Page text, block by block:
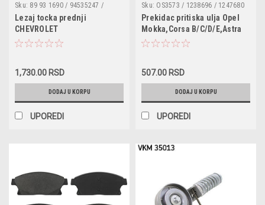
Sku: 89 93 1690 / 94535247 /
94535247 S1 / 94535249 /
94535249 S1 / 94536117 /
94536117 S1 / 01225 / 0197205 /
050211B / 050328B / 101118 /
/ 25010663 / 26253 / 26543 /
Lezaj tocka prednji
CHEVROLET
Aveo/Kalos;DAEWOO
1,730.00 RSD
DODAJ U KORPU
UPOREDI
Sku: OS3573 / 1238696 / 1247680
/ 1252555 / 1252573 / 55354325 /
55581588 / 90534902 / 93190643 /
96802844 / 55571684 / 0910018 /
0910070 / 1012520555 /
17665 / 1800141 / 1800183 /
Prekidac pritiska ulja Opel
Mokka,Corsa B/C/D/E,Astra
G/H/J,Adam,Zafira B,Meriva
TwinTop,Vectra
C,Signum,Chevrolet
Orlando,Cruze,Aveo,Alfa
507.00 RSD
DODAJ U KORPU
UPOREDI